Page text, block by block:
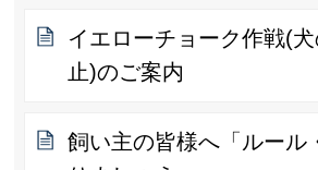
イエローチョーク作戦(
止)のご案内
飼い主の皆様へ「ルール